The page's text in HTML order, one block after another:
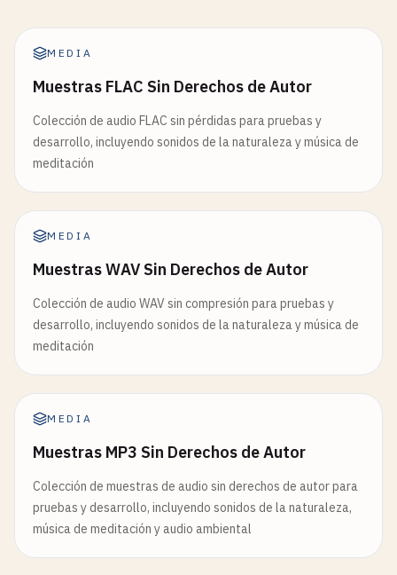
MEDIA
Muestras FLAC Sin Derechos de Autor
Colección de audio FLAC sin pérdidas para pruebas y
desarrollo, incluyendo sonidos de la naturaleza y música de
meditación
MEDIA
Muestras WAV Sin Derechos de Autor
Colección de audio WAV sin compresión para pruebas y
desarrollo, incluyendo sonidos de la naturaleza y música de
meditación
MEDIA
Muestras MP3 Sin Derechos de Autor
Colección de muestras de audio sin derechos de autor para
pruebas y desarrollo, incluyendo sonidos de la naturaleza,
música de meditación y audio ambiental